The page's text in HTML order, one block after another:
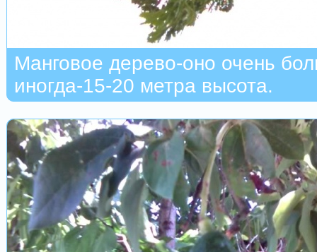
Манговое дерево-оно очень
иногда-15-20 метра высота.